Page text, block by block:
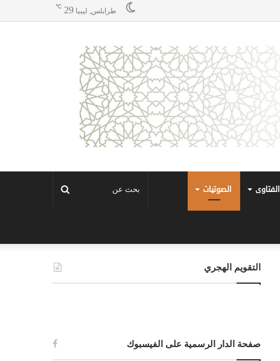
طرابلس, ليبيا 29
℃
الفتاوى الصوتيات
التقويم الهجري
صفحة الدار الرسمية على الفيسبوك